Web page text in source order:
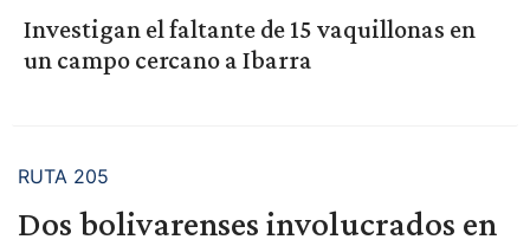
Investigan el faltante de 15 vaquillonas en
un campo cercano a Ibarra
RUTA 205
Dos bolivarenses involucrados en